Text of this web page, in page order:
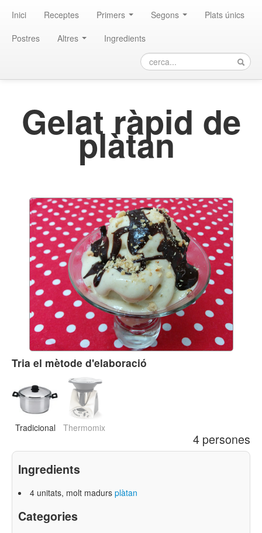
Inici Receptes Primers Segons
Plats únics
Postres
Altres Ingredients
Gelat ràpid de
plàtan
Tria el mètode d'elaboració
Tradicional Thermomix
4 persones
Ingredients
4 unitats, molt madurs plàtan
Categories